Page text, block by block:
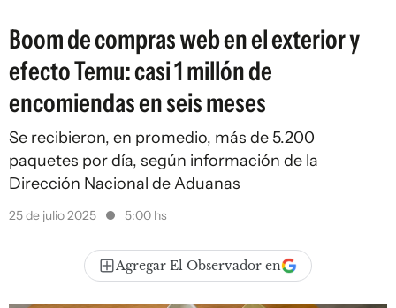
Boom de compras web en el exterior y
efecto Temu: casi 1 millón de
encomiendas en seis meses
Se recibieron, en promedio, más de 5.200
paquetes por día, según información de la
Dirección Nacional de Aduanas
25 de julio 2025 5:00 hs
Agregar El Observador en